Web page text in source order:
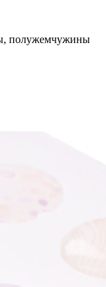
полужемчужины